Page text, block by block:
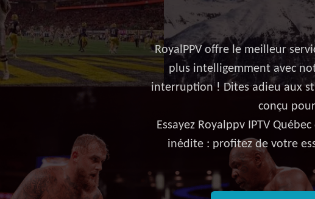
RoyalPPV offre le meilleur
plus intelligemment avec
interruption ! Dites adieu aux
conçu
Essayez Royalppv IPTV
inédite : profitez de votre